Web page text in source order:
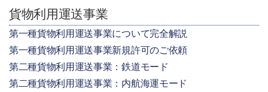
貨物利用運送事業
第一種貨物利用運送事業について完全解説
第一種貨物利用運送事業新規許可のご依頼
第二種貨物利用運送事業：鉄道モード
第二種貨物利用運送事業：内航海運モード